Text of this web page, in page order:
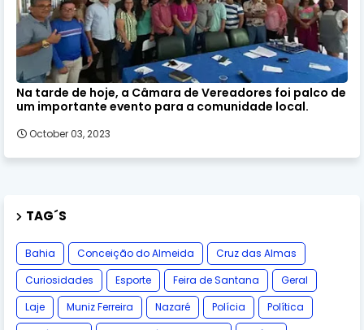
Na tarde de hoje, a Câmara de Vereadores foi palco de
um importante evento para a comunidade local.
October 03, 2023
TAG´S
Bahia Conceição do Almeida
Cruz das Almas
Curiosidades
Esporte Feira de Santana
Geral
Laje
Muniz Ferreira Nazaré Polícia
Política